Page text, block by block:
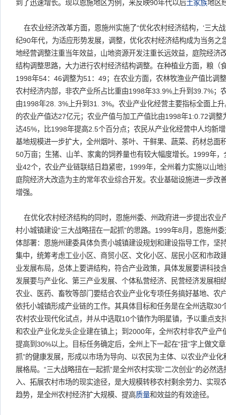
到了迅速增长。现以恩施地区为例，来反映90年代以后土家族地区
在农业经济改革方面，恩施州实施了“优化农村经济结构，‘三大
纪90年代，为适应形势发展，调整，优化农村经济结构成为当务之
地经营调整注重当年效益，山地资源开发注重长远效益，庭院经济
结构调整思路，大力进行农村经济结构调整。在种植业方面，粮（
1998年54：46调整为51：49；在农业方面，农林牧渔业产值比调
农村经济内部，非农产业所占比重由1998年33.9%上升到39.7%；
由1998年28. 3%上升到31. 3%。农业产业化经营主要指标全面上
的农业产值达27亿元；农业产值与加工产值比由1998年1:0.72调
达45%，比1998年提高2.5个百分点；农民从产业化经营中人均新
基地规模进一步扩大，全州烟叶、茶叶、干鲜果、蔬菜、药材总面
50万亩；生猪、山羊、家禽的饲养量也有较大幅度增长。1999年
业42个，农业产业链联结日趋紧密，1999年，全州着力实施以山
庭院经济大改造为主的常年农业综合开发。农业基础设施进一步改
增强。
在优化农村经济结构的同时，恩施州委、州政府进一步提出农业
村小城镇建设“三大战略扭在一起抓”的思路。1999年8月，恩施州
体部署：恩施州建委具体负责小城镇建设规划和建设指导工作，坚
集中，统筹考虑工业小区、商贸小区、文化小区、居民小区和市政
业发展布局，总体上要讲结构，符合产业政策，具体发展要讲科技
发展要与产业化、第三产业发展、个体私营经济、民营经济发展相
农业、医药、畜牧等部门要结合农业产业化专项任务搞好基地、农
依托小城镇形成产业链的工作。其具体目标和任务是在全州选取30
农村农业现代化试点，并从中选取10个镇作为明星镇，予以重点支
和农业产业化龙头企业建在镇上；到2000年，全州农村非农产业产
提高到30%以上。目标任务确定后，全州上下一起在“扭”字上做文
抓”的健康发展，形成以市场为导向、以农民为主体、以农业产业
展格局。“三大战略扭在一起抓”是全州农村实现“二次创业”的必然
入、拓展农村市场的现实途径，是大规模转移农村剩余劳力、实现
趋势，是全州农村经济扩大规模、提高质量和效益的有效途径。